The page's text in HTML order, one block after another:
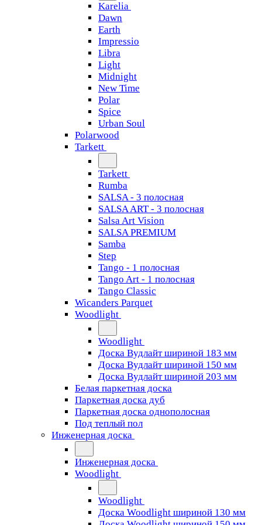
Karelia
Dawn
Earth
Impressio
Libra
Light
Midnight
New Time
Polar
Spice
Urban Soul
Polarwood
Tarkett
Tarkett
Rumba
SALSA - 3 полосная
SALSA ART - 3 полосная
Salsa Art Vision
SALSA PREMIUM
Samba
Step
Tango - 1 полосная
Tango Art - 1 полосная
Tango Classiс
Wicanders Parquet
Woodlight
Woodlight
Доска Вудлайт шириной 183 мм
Доска Вудлайт шириной 150 мм
Доска Вудлайт шириной 203 мм
Белая паркетная доска
Паркетная доска дуб
Паркетная доска однополосная
Под теплый пол
Инженерная доска
Инженерная доска
Woodlight
Woodlight
Доска Woodlight шириной 130 мм